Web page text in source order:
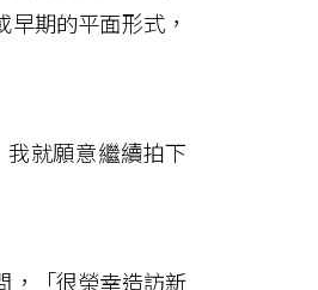
期的平面形式，
就願意繼續拍下
，「很榮幸造訪新